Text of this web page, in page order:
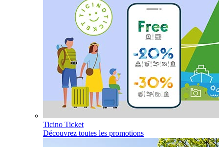
Ticino Ticket
Découvrez toutes les promotions